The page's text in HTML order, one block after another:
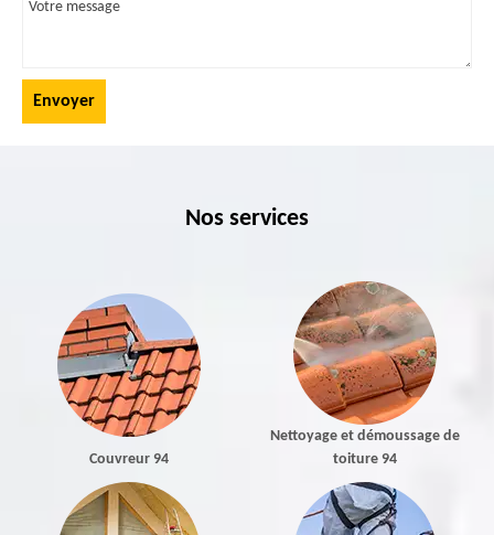
Nos services
Couvreur 94
Nettoyage et démoussage de
toiture 94